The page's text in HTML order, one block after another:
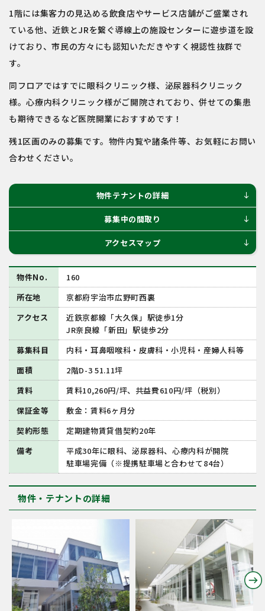
1階には集客力の見込める飲食店やサービス店舗がご盛業され
ている他、近鉄とJRを繋ぐ導線上の施設センターに遊歩道を設
けており、市民の方々にも認知いただきやすく視認性抜群で
す。
同フロアではすでに眼科クリニック様、泌尿器科クリニック
様。心療内科クリニック様がご開院されており、併せての集患
も期待できるなど医院開業におすすめです！
残1区画のみの募集です。物件内覧や諸条件等、お気軽にお問い
合わせください。
物件テナントの詳細 south
募集中の間取り south
アクセスマップ south
物件No.
160
所在地
京都府宇治市広野町西裏
アクセス
近鉄京都線「大久保」駅徒歩1分
JR奈良線「新田」駅徒歩2分
募集科目
内科・耳鼻咽喉科・皮膚科・小児科・産婦人科等
面積
2階D-3 51.11坪
賃料
賃料10,260円/坪、共益費610円/坪（税別）
保証金等
敷金：賃料6ヶ月分
契約形態
定期建物賃貸借契約20年
備考
平成30年に眼科、泌尿器科、心療内科が開院
駐車場完備（※提携駐車場と合わせて84台）
物件・テナントの詳細